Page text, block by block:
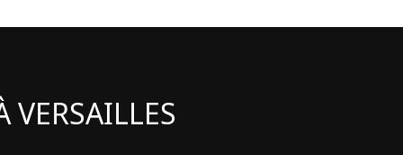
VERSAILLES